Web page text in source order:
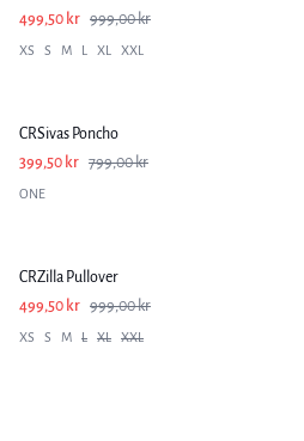
499,50 kr 999,00 kr
XS S M L XL XXL
CRSivas Poncho
399,50 kr 799,00 kr
ONE
CRZilla Pullover
499,50 kr 999,00 kr
XS S M L XL XXL